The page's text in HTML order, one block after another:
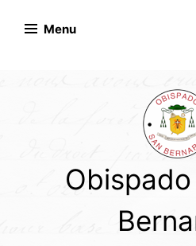
Menu